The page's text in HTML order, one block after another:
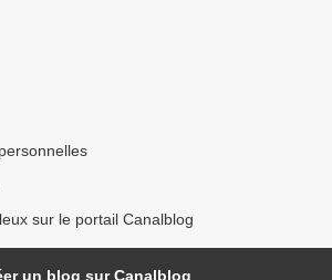
sur le portail Canalblog
un blog sur Canalblog